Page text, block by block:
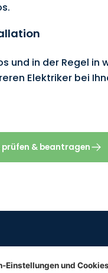
und in der Regel in
Elektriker bei
& beantragen